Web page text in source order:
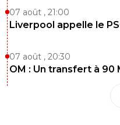
07 août , 21:00
Liverpool appelle le
07 août , 20:30
OM : Un transfert à 90